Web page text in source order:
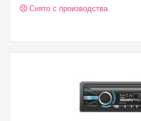
Снято с производства